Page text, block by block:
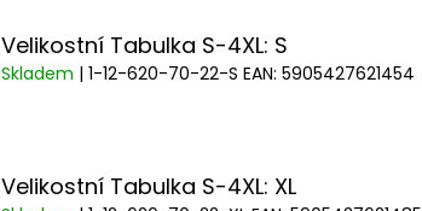
Velikostní Tabulka S-4XL: S
Skladem | 1-12-620-70-22-S EAN: 5905427621454
Velikostní Tabulka S-4XL: XL